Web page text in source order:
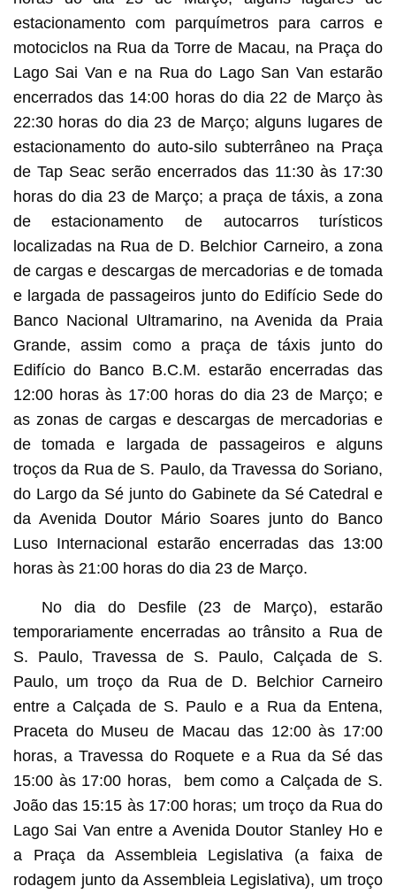
estacionamento com parquímetros para carros e
motociclos na Rua da Torre de Macau, na Praça do
Lago Sai Van e na Rua do Lago San Van estarão
encerrados das 14:00 horas do dia 22 de Março às
22:30 horas do dia 23 de Março; alguns lugares de
estacionamento do auto-silo subterrâneo na Praça
de Tap Seac serão encerrados das 11:30 às 17:30
horas do dia 23 de Março; a praça de táxis, a zona
de estacionamento de autocarros turísticos
localizadas na Rua de D. Belchior Carneiro, a zona
de cargas e descargas de mercadorias e de tomada
e largada de passageiros junto do Edifício Sede do
Banco Nacional Ultramarino, na Avenida da Praia
Grande, assim como a praça de táxis junto do
Edifício do Banco B.C.M. estarão encerradas das
12:00 horas às 17:00 horas do dia 23 de Março; e
as zonas de cargas e descargas de mercadorias e
de tomada e largada de passageiros e alguns
troços da Rua de S. Paulo, da Travessa do Soriano,
do Largo da Sé junto do Gabinete da Sé Catedral e
da Avenida Doutor Mário Soares junto do Banco
Luso Internacional estarão encerradas das 13:00
horas às 21:00 horas do dia 23 de Março.
No dia do Desfile (23 de Março), estarão
temporariamente encerradas ao trânsito a Rua de
S. Paulo, Travessa de S. Paulo, Calçada de S.
Paulo, um troço da Rua de D. Belchior Carneiro
entre a Calçada de S. Paulo e a Rua da Entena,
Praceta do Museu de Macau das 12:00 às 17:00
horas, a Travessa do Roquete e a Rua da Sé das
15:00 às 17:00 horas, bem como a Calçada de S.
João das 15:15 às 17:00 horas; um troço da Rua do
Lago Sai Van entre a Avenida Doutor Stanley Ho e
a Praça da Assembleia Legislativa (a faixa de
rodagem junto da Assembleia Legislativa), um troço